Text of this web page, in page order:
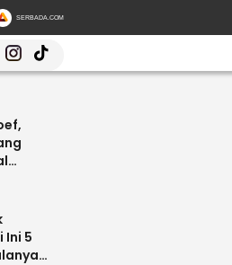
SERBADA.COM
RI
Ini 5